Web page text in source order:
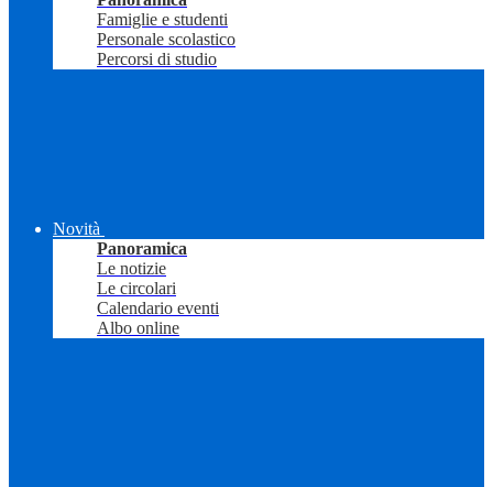
Famiglie e studenti
Personale scolastico
Percorsi di studio
Novità
Panoramica
Le notizie
Le circolari
Calendario eventi
Albo online